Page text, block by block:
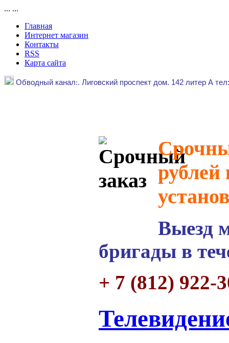
... ...
Главная
Интернет магазин
Контакты
RSS
Карта сайта
Обводный канал:. Лиговский проспект дом. 142 литер А
рублей
Выезд
бригады в
+ 7 (812) 922-